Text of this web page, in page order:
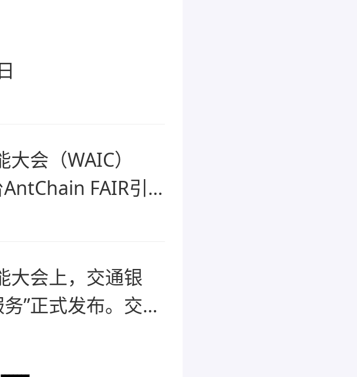
会（WAIC）
FAIR引
可验证计算技
也是蚂蚁链在
大会上，交通银
”正式发布。交通
，大模型热潮席